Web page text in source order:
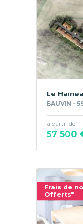
Le
BAUVIN -
à partir de
57 500
Frais de
Offerts*